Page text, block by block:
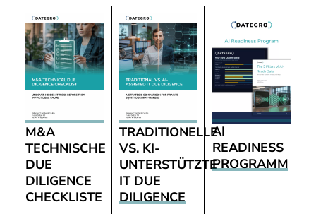
M&A
TECHNISCHE
DUE
DILIGENCE
CHECKLISTE
TRADITIONELLE
VS. KI-
UNTERSTÜTZTE
IT DUE
DILIGENCE
AI
READINESS
PROGRAMM